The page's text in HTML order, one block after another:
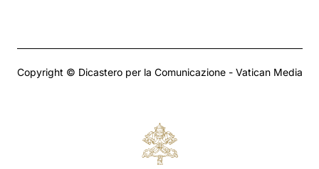
Copyright © Dicastero per la Comunicazione - Vatican Media